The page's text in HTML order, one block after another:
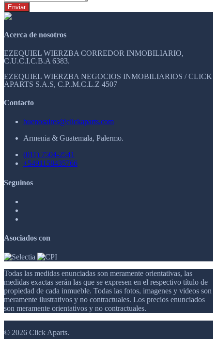
Enviar
Acerca de nosotros
EZEQUIEL WIERZBA CORREDOR INMOBILIARIO,
C.U.C.I.C.B.A 6383.
EZEQUIEL WIERZBA NEGOCIOS INMOBILIARIOS / CLICK
APARTS S.A.S, C.P..M.C.L.Z 4507
Contacto
buenosaires@clickaparts.com
Armenia & Guatemala, Palermo.
(011) 7504-2541
+5491158435766
Seguinos
Asociados con
Todas las medidas enunciadas son meramente orientativas, las
medidas exactas serán las que se expresen en el respectivo título de
propiedad de cada inmueble. Todas las fotos, imagenes y videos son
meramente ilustrativos y no contractuales. Los precios enunciados
son meramente orientativos y no contractuales.
© 2026 Click Aparts.